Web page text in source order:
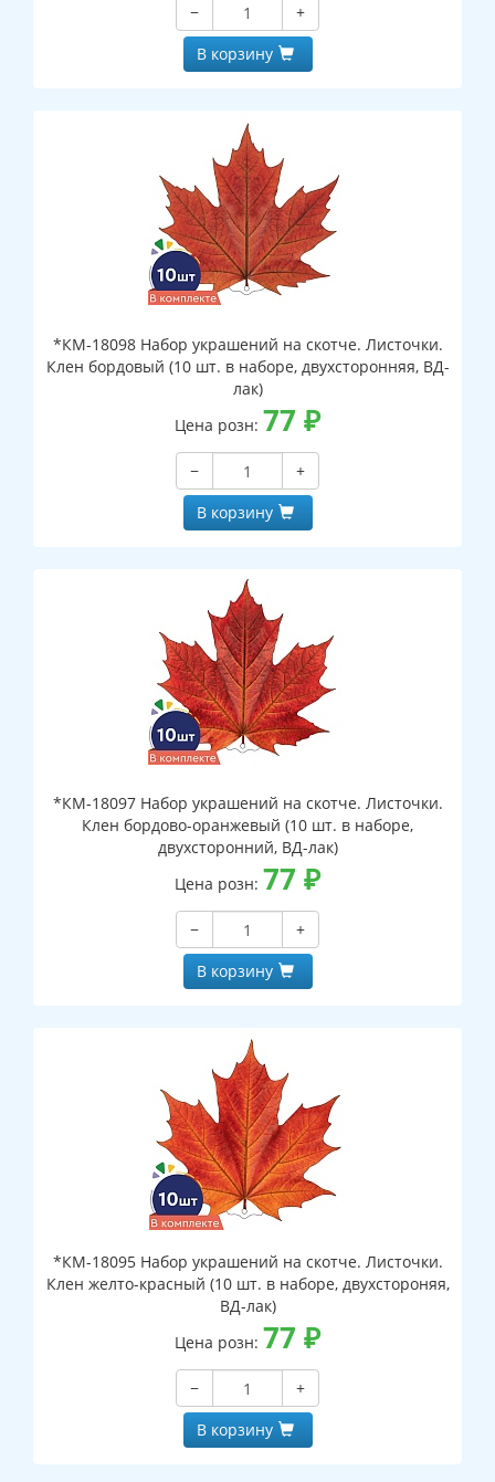
−
+
В корзину
*КМ-18098 Набор украшений на скотче. Листочки.
Клен бордовый (10 шт. в наборе, двухсторонняя, ВД-
лак)
Цена розн: 77 ₽
−
+
В корзину
*КМ-18097 Набор украшений на скотче. Листочки.
Клен бордово-оранжевый (10 шт. в наборе,
двухсторонний, ВД-лак)
Цена розн: 77 ₽
−
+
В корзину
*КМ-18095 Набор украшений на скотче. Листочки.
Клен желто-красный (10 шт. в наборе, двухстороняя,
ВД-лак)
Цена розн: 77 ₽
−
+
В корзину